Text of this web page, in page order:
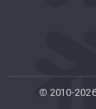
© 2010-